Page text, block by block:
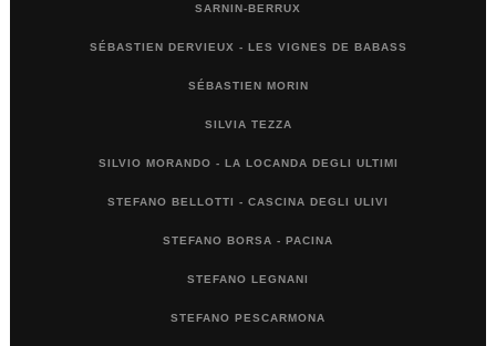
SARNIN-BERRUX
SÉBASTIEN DERVIEUX - LES VIGNES DE BABASS
SÉBASTIEN MORIN
SILVIA TEZZA
SILVIO MORANDO - LA LOCANDA DEGLI ULTIMI
STEFANO BELLOTTI - CASCINA DEGLI ULIVI
STEFANO BORSA - PACINA
STEFANO LEGNANI
STEFANO PESCARMONA